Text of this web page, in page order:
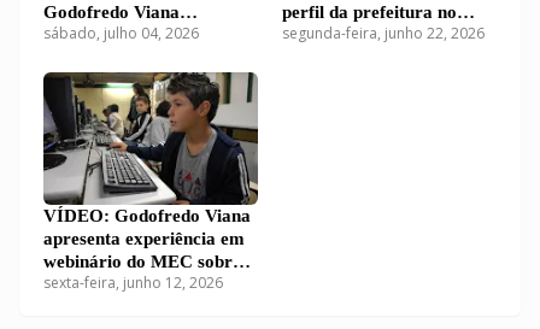
Godofredo Viana
empatam sem gols na
sábado, julho 04, 2026
perfil da prefeitura no
Instagram
segunda-feira, junho 22, 2026
VÍDEO: Godofredo Viana
apresenta experiência em
webinário do MEC sobre
educação digital e
sexta-feira, junho 12, 2026